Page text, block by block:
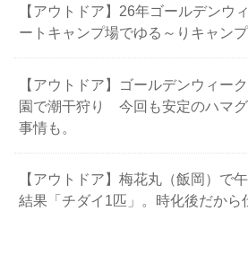
【アウトドア】26年ゴールデン
ートキャンプ場でゆる～りキャン
【アウトドア】ゴールデンウィ
園で潮干狩り 今回も安定のハマ
事情も。
【アウトドア】梅花丸（飯岡）で
結果「チダイ1匹」。時化後だから